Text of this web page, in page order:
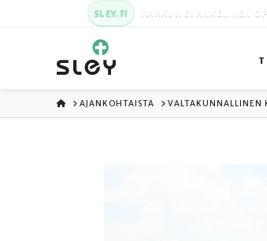
SLEY.FI KARKUN EVANKELINEN
ETUSIVU
AJANKOHTAISTA VALTAKUNNALLINEN